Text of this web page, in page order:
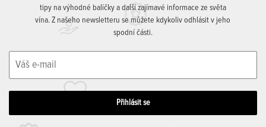
tipy na výhodné balíčky a další zajímavé informace ze světa
vína. Z našeho newsletteru se můžete kdykoliv odhlásit v jeho
spodní části.